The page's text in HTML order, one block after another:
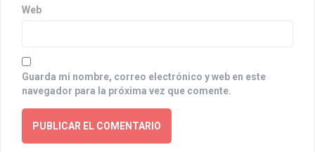
Web
Guarda mi nombre, correo electrónico y web en este
navegador para la próxima vez que comente.